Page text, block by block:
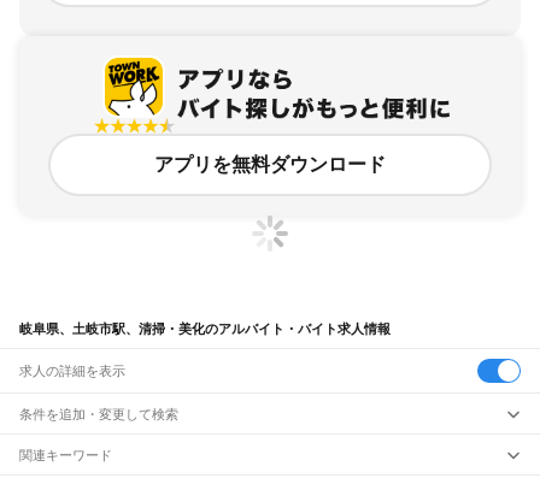
アプリを無料ダウンロード
岐阜県、土岐市駅、清掃・美化のアルバイト・バイト求人情報
求人の詳細を表示
条件を追加・変更して検索
市区町村を追加・変更
関連キーワード